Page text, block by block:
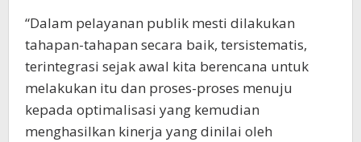
“Dalam pelayanan publik mesti dilakukan
tahapan-tahapan secara baik, tersistematis,
terintegrasi sejak awal kita berencana untuk
melakukan itu dan proses-proses menuju
kepada optimalisasi yang kemudian
menghasilkan kinerja yang dinilai oleh